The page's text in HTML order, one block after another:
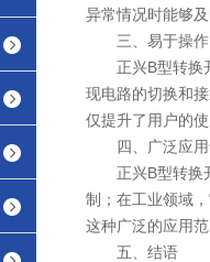
异常情况时能够
三、易于操作
正兴B型转换开
现电路的切换和
仅提升了用户的
四、广泛应用
正兴B型转换开
制；在工业领域
这种广泛的应用
五、结语